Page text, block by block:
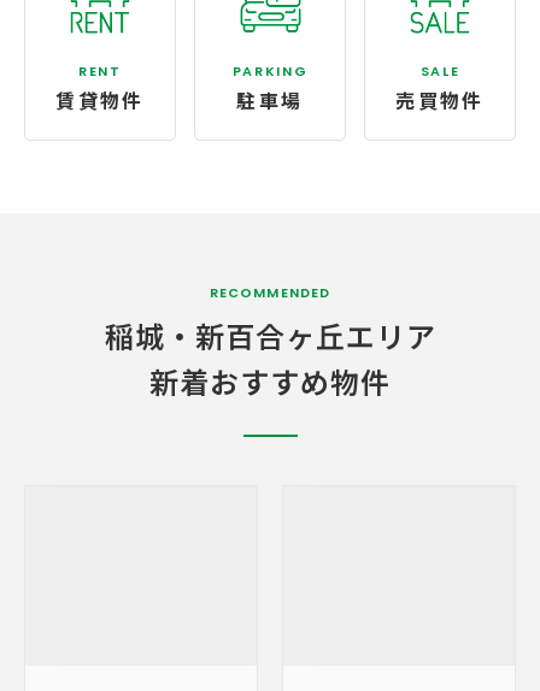
RENT
賃貸物件
PARKING
駐車場
SALE
売買物件
RECOMMENDED
稲城・ 新百合ヶ丘エリア
新着おすすめ物件